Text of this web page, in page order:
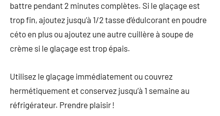
battre pendant 2 minutes complètes. Si le glaçage est
trop fin, ajoutez jusqu’à 1/2 tasse d’édulcorant en poudre
céto en plus ou ajoutez une autre cuillère à soupe de
crème si le glaçage est trop épais.
Utilisez le glaçage immédiatement ou couvrez
hermétiquement et conservez jusqu’à 1 semaine au
réfrigérateur. Prendre plaisir !